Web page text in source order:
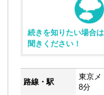
続きを知りたい場合
聞きください！
路線・駅
東京メ
8分